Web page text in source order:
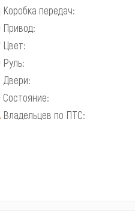
Коробка передач:
Привод:
Цвет:
Руль:
Двери:
Состояние:
Владельцев по ПТС: